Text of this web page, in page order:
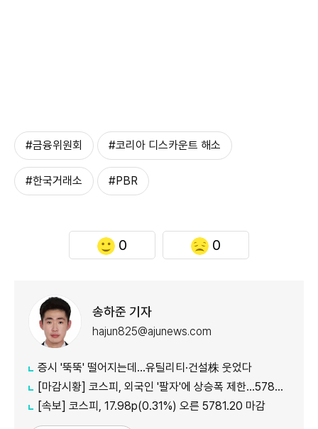
#금융위원회 #코리아 디스카운트 해소
#한국거래소 #PBR
0 0
송하준 기자
hajun825@ajunews.com
증시 '뚝뚝' 떨어지는데…유틸리티·건설株 웃었다
[마감시황] 코스피, 외국인 '팔자'에 상승폭 제한…5780선 마감
[속보] 코스피, 17.98p(0.31%) 오른 5781.20 마감